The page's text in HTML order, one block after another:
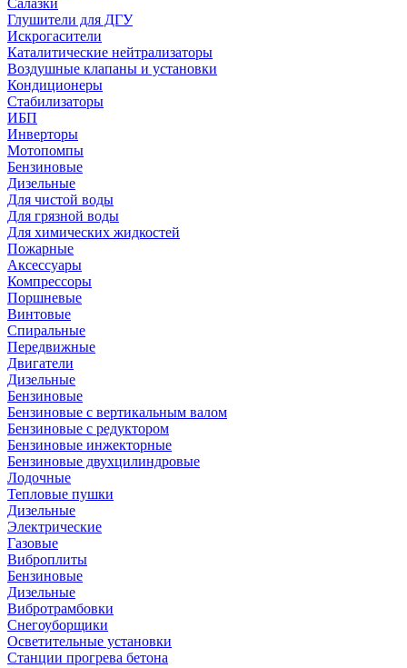
Салазки
Глушители для ДГУ
Искрогасители
Каталитические нейтрализаторы
Воздушные клапаны и установки
Кондиционеры
Стабилизаторы
ИБП
Инверторы
Мотопомпы
Бензиновые
Дизельные
Для чистой воды
Для грязной воды
Для химических жидкостей
Пожарные
Аксессуары
Компрессоры
Поршневые
Винтовые
Спиральные
Передвижные
Двигатели
Дизельные
Бензиновые
Бензиновые с вертикальным валом
Бензиновые с редуктором
Бензиновые инжекторные
Бензиновые двухцилиндровые
Лодочные
Тепловые пушки
Дизельные
Электрические
Газовые
Виброплиты
Бензиновые
Дизельные
Вибротрамбовки
Снегоуборщики
Осветительные установки
Станции прогрева бетона